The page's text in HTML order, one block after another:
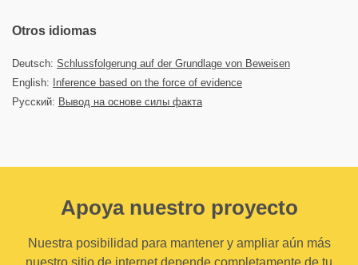
Otros idiomas
Deutsch: Schlussfolgerung auf der Grundlage von Beweisen
English:
Inference based on the force of evidence
Русский: Вывод на основе силы факта
Apoya nuestro proyecto
Nuestra posibilidad para mantener y ampliar aún más
nuestro sitio de internet depende completamente de tu